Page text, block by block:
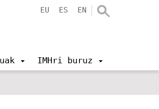
EU ES EN
IMHri buruz